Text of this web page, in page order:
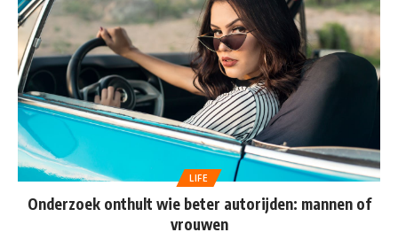
LIFE
Onderzoek onthult wie beter autorijden: mannen of
vrouwen